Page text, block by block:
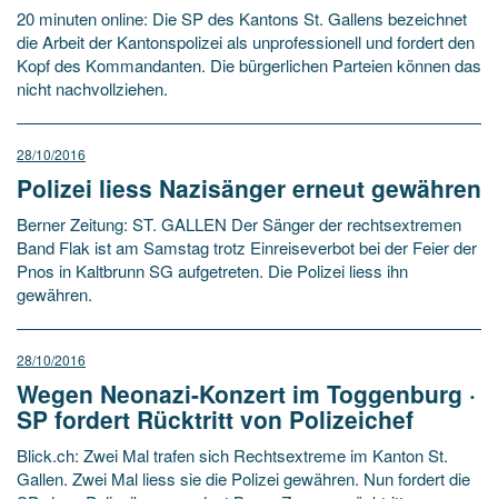
20 minuten online: Die SP des Kantons St. Gallens bezeichnet
die Arbeit der Kantonspolizei als unprofessionell und fordert den
Kopf des Kommandanten. Die bürgerlichen Parteien können das
nicht nachvollziehen.
28/10/2016
Polizei liess Nazisänger erneut gewähren
Berner Zeitung: ST. GALLEN Der Sänger der rechtsextremen
Band Flak ist am Samstag trotz Einreiseverbot bei der Feier der
Pnos in Kaltbrunn SG aufgetreten. Die Polizei liess ihn
gewähren.
28/10/2016
Wegen Neonazi-Konzert im Toggenburg ·
SP fordert Rücktritt von Polizeichef
Blick.ch: Zwei Mal trafen sich Rechtsextreme im Kanton St.
Gallen. Zwei Mal liess sie die Polizei gewähren. Nun fordert die